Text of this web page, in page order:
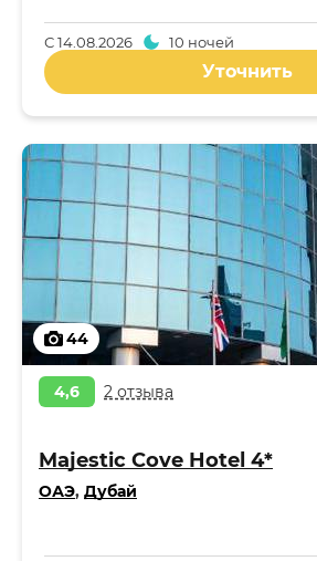
С14.08.2026 10 ночей
Уточнить
44
4,6 2 отзыва
Majestic Cove Hotel 4*
ОАЭ, Дубай